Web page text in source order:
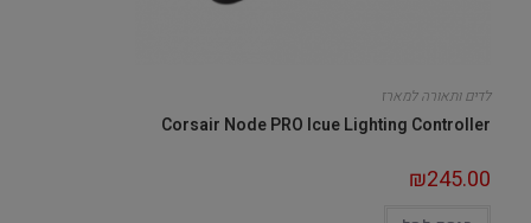
לדים ותאורה למארז
Corsair Node PRO Icue Lighting Controller
₪245.00